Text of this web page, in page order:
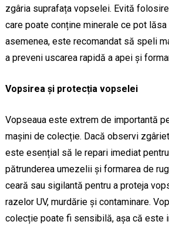
zgâria suprafața vopselei. Evită
care poate conține minerale ce pot
asemenea, este recomandat să speli
a preveni uscarea rapidă a apei și
Vopsirea și protecția vopselei
Vopseaua este extrem de importantă
mașini de colecție. Dacă observi
este esențial să le repari imediat
pătrunderea umezelii și formarea de
ceară sau sigilantă pentru a proteja
razelor UV, murdărie și contaminare.
colecție poate fi sensibilă, așa că este